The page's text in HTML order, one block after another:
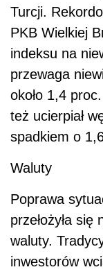
Turcji.
PKB Wielkiej
indeksu na
przewaga
około 1,4
też ucierpiał
spadkiem o
Waluty
Poprawa
przełożyła się
waluty.
inwestorów